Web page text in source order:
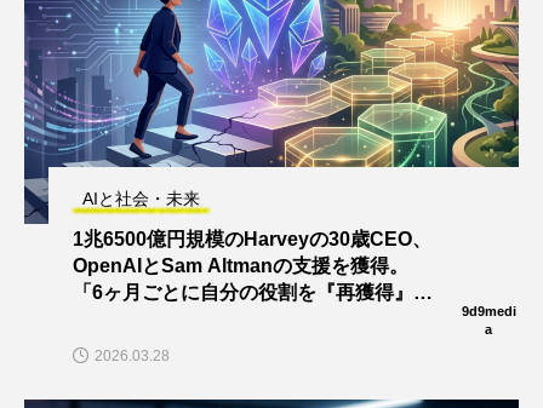
AIと社会・未来
1兆6500億円規模のHarveyの30歳CEO、
OpenAIとSam Altmanの支援を獲得。
「6ヶ月ごとに自分の役割を『再獲得』す
9d9medi
a
2026.03.28